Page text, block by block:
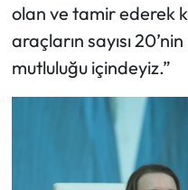
olan ve tamir ederek
araçların sayısı
mutluluğu içindeyiz.”